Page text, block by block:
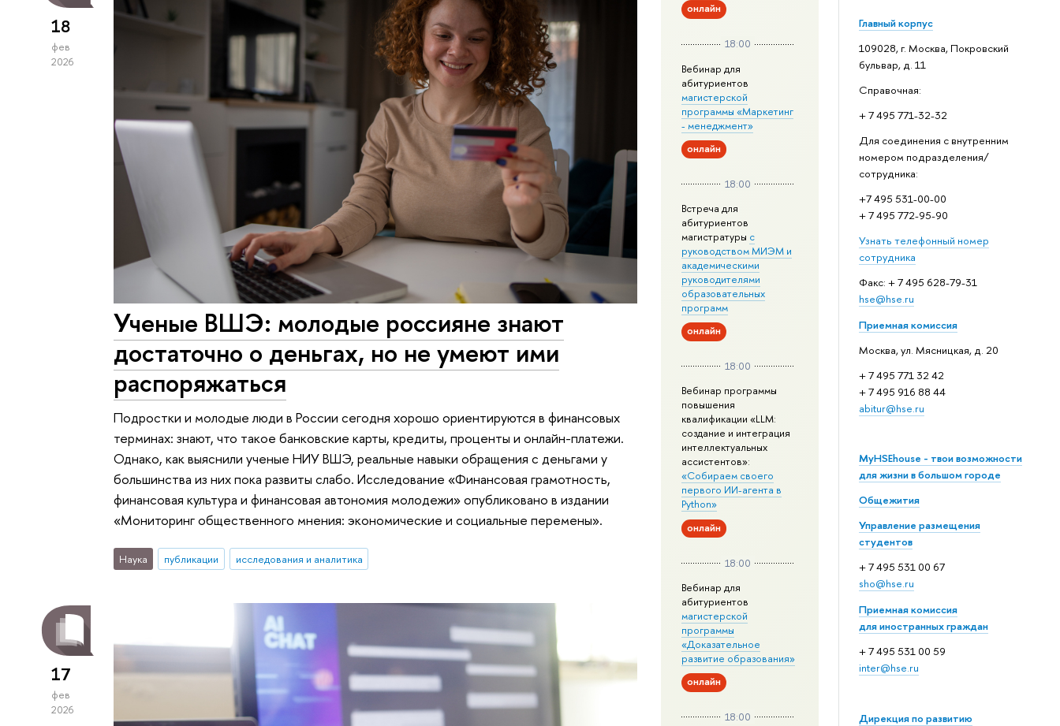
Главный корпус
109028, г. Москва, Покровский
бульвар, д. 11
Справочная:
+ 7 495 771-32-32
Для соединения с внутренним
номером подразделения/
сотрудника:
+7 495 531-00-00
+ 7 495 772-95-90
Узнать телефонный номер
сотрудника
Факс: + 7 495 628-79-31
hse@hse.ru
Приемная комиссия
Москва, ул. Мясницкая, д. 20
+ 7 495 771 32 42
+ 7 495 916 88 44
abitur@hse.ru
MyHSEhouse - твои возможности
для жизни в большом городе
Общежития
Управление размещения
студентов
+ 7 495 531 00 67
sho@hse.ru
Приемная комиссия
для иностранных граждан
+ 7 495 531 00 59
inter@hse.ru
Дирекция по развитию
онлайн
18:00
Вебинар для
абитуриентов
магистерской
программы «Маркетинг
- менеджмент»
онлайн
18:00
Встреча для
абитуриентов
магистратуры с
руководством МИЭМ и
академическими
руководителями
образовательных
программ
онлайн
18:00
Вебинар программы
повышения
квалификации «LLM:
создание и интеграция
интеллектуальных
ассистентов»:
«Собираем своего
первого ИИ-агента в
Python»
онлайн
18:00
Вебинар для
абитуриентов
магистерской
программы
«Доказательное
развитие образования»
онлайн
18:00
18
фев
2026
Ученые ВШЭ: молодые россияне знают
достаточно о деньгах, но не умеют ими
распоряжаться
Подростки и молодые люди в России сегодня хорошо ориентируются в финансовых
терминах: знают, что такое банковские карты, кредиты, проценты и онлайн-платежи.
Однако, как выяснили ученые НИУ ВШЭ, реальные навыки обращения с деньгами у
большинства из них пока развиты слабо. Исследование «Финансовая грамотность,
финансовая культура и финансовая автономия молодежи» опубликовано в издании
«Мониторинг общественного мнения: экономические и социальные перемены».
Наука публикации исследования и аналитика
17
фев
2026